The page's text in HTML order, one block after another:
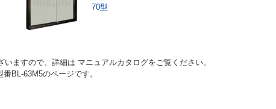
70型
ますので、詳細は マニュアルカタログをご覧ください。
BL-63M5のページです。